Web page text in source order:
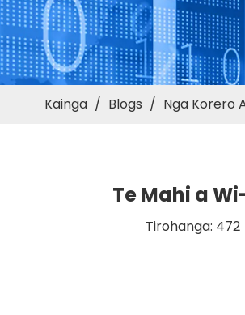
Kainga / Blogs / Nga Korero
Te Mahi a
Tirohanga: 472